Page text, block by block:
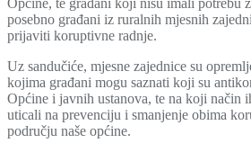
posebno građani iz ruralnih mjesnih
prijaviti koruptivne radnje.
Uz sandučiće, mjesne zajednice su
kojima građani mogu saznati koji su
Općine i javnih ustanova, te na koji način
uticali na prevenciju i smanjenje obima
području naše općine.